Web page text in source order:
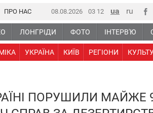
08.08.2026 03:12
ЛОНГРІДИ ФОТО ІНТЕРВ'Ю
УКРАЇНА КИЇВ РЕГІОНИ
ПРО НАС
ПОРУШИЛИ МАЙЖЕ